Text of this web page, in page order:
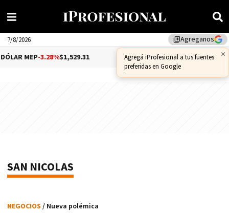
library_addAgreganos
×
Agregá iProfesional a tus fuentes
preferidas en Google
7/8/2026
MEP-3.28%$1,529.31 DÓLAR CCL-1.25%$1,556.14
SAN NICOLAS
NEGOCIOS / Nueva polémica